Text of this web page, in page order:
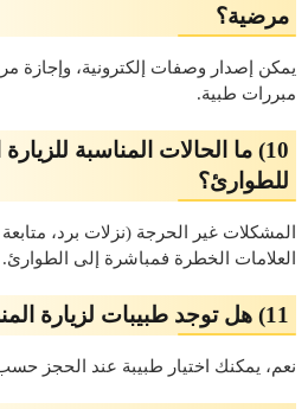
مرضية؟
يمكن إصدار وصفات إلكترونية، وإجازة
مبررات طبية.
10) ما الحالات المناسبة
للطوارئ؟
المشكلات غير الحرجة (نزلات برد،
العلامات الخطرة فمباشرة إلى الطوارئ.
11) هل توجد طبيبات لزيارة المنزل عند الطلب؟
نعم، يمكنك اختيار طبيبة عند الحجز